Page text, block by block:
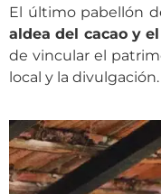
El último pabellón
aldea del cacao y
de vincular el
local y la divulgación.